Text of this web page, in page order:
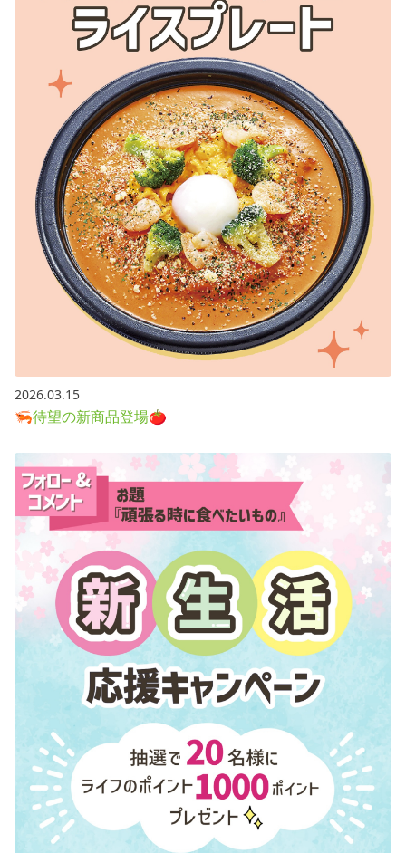
2026.03.15
🦐待望の新商品登場🍅